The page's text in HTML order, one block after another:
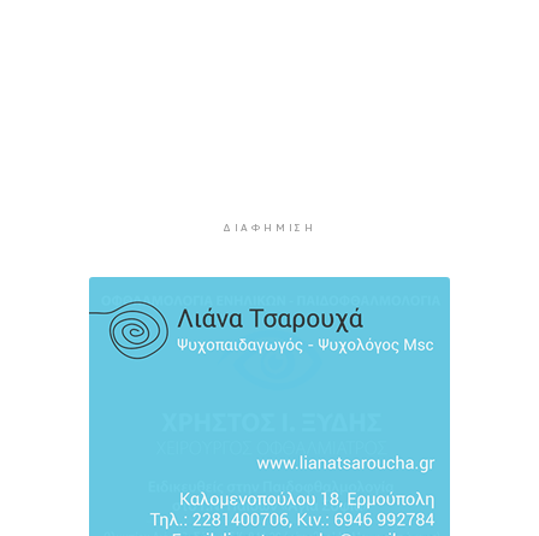
Αυξήθηκαν οι Έλληνες που αποφάσισαν να
διακόψουν το κάπνισμα
7 ώρες 33 λεπτά πρίν
ΔΙΑΦΉΜΙΣΗ